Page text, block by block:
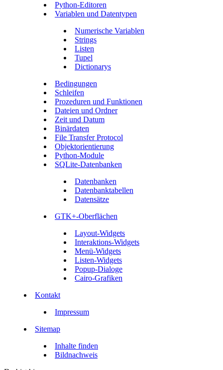
Python-Editoren
Variablen und Datentypen
Numerische Variablen
Strings
Listen
Tupel
Dictionarys
Bedingungen
Schleifen
Prozeduren und Funktionen
Dateien und Ordner
Zeit und Datum
Binärdaten
File Transfer Protocol
Objektorientierung
Python-Module
SQLite-Datenbanken
Datenbanken
Datenbanktabellen
Datensätze
GTK+-Oberflächen
Layout-Widgets
Interaktions-Widgets
Menü-Widgets
Listen-Widgets
Popup-Dialoge
Cairo-Grafiken
Kontakt
Impressum
Sitemap
Inhalte finden
Bildnachweis